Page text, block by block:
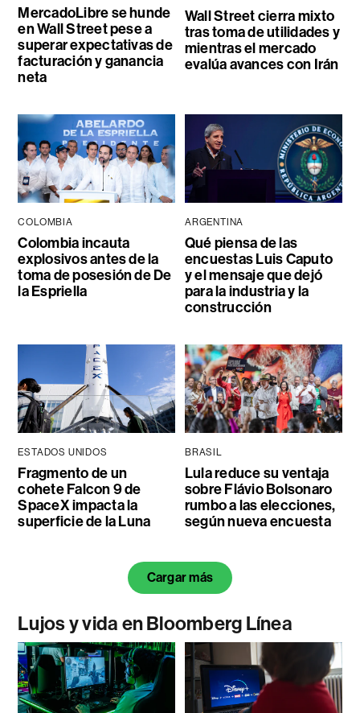
MercadoLibre se hunde
en Wall Street pese a
superar expectativas de
facturación y ganancia
neta
Wall Street cierra mixto
tras toma de utilidades y
mientras el mercado
evalúa avances con Irán
COLOMBIA
Colombia incauta
explosivos antes de la
toma de posesión de De
la Espriella
ARGENTINA
Qué piensa de las
encuestas Luis Caputo
y el mensaje que dejó
para la industria y la
construcción
ESTADOS UNIDOS
Fragmento de un
cohete Falcon 9 de
SpaceX impacta la
superficie de la Luna
BRASIL
Lula reduce su ventaja
sobre Flávio Bolsonaro
rumbo a las elecciones,
según nueva encuesta
Cargar más
Lujos y vida en Bloomberg Línea